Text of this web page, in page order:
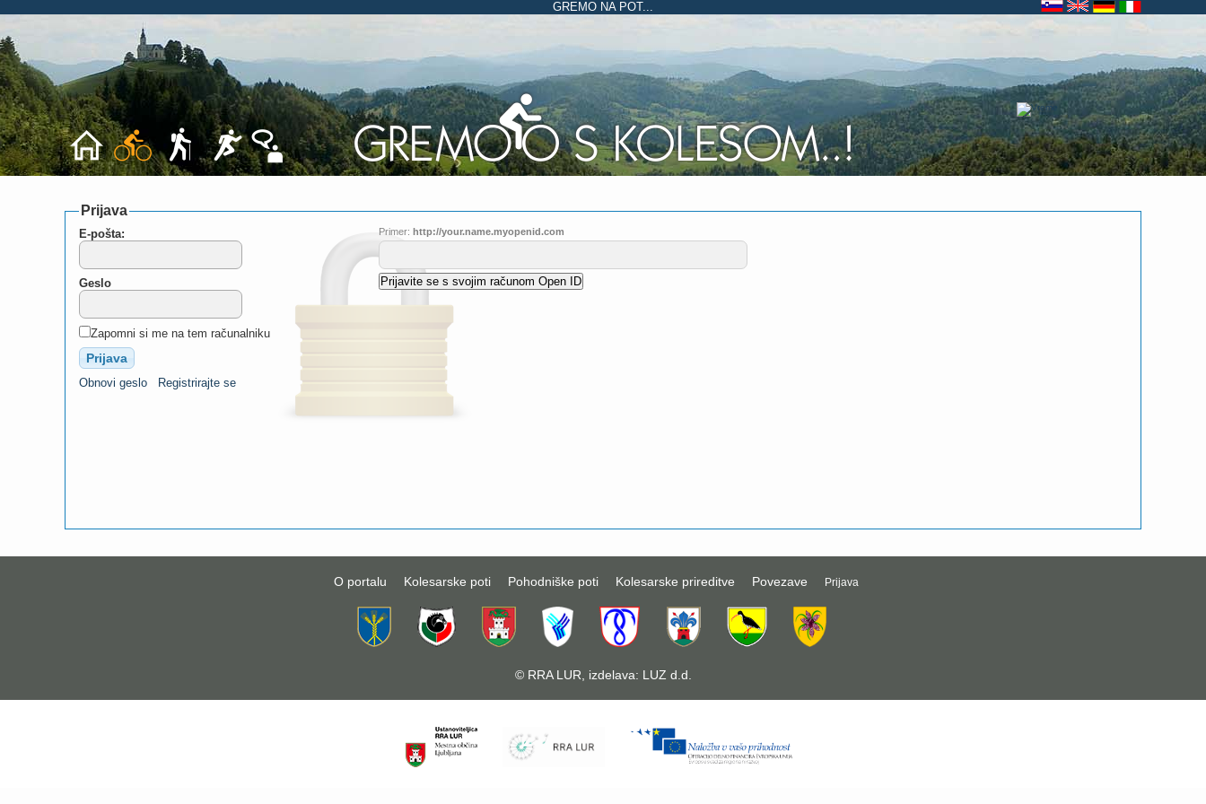
GREMO NA POT...
Prijava
E-pošta:
Geslo
Zapomni si me na tem računalniku
Obnovi geslo Registrirajte se
Primer: http://your.name.myopenid.com
O portalu Kolesarske poti Pohodniške poti Kolesarske prireditve Povezave Prijava
© RRA LUR , izdelava: LUZ d.d.